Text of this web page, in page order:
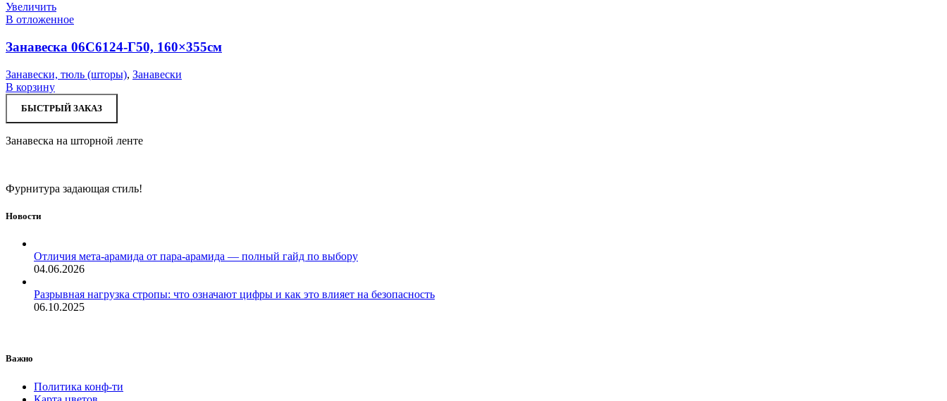
Увеличить
В отложенное
Занавеска 06С6124-Г50, 160×355см
Занавески, тюль (шторы), Занавески
В корзину
БЫСТРЫЙ ЗАКАЗ
Занавеска на шторной ленте
Фурнитура задающая стиль!
Новости
Отличия мета-арамида от пара-арамида — полный гайд по выбору
04.06.2026
Разрывная нагрузка стропы: что означают цифры и как это влияет на безопасность
06.10.2025
Важно
Политика конф-ти